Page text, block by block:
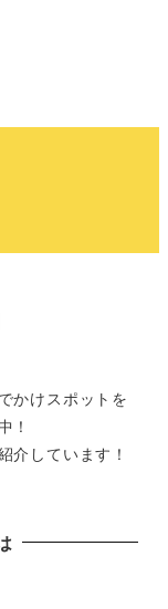
かけスポットを
！
介しています！